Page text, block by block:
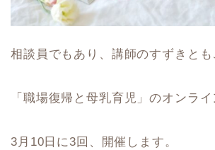
相談員でもあり、講師のすずきとも
「職場復帰と母乳育児」のオンラ
3月10日に3回、開催します。